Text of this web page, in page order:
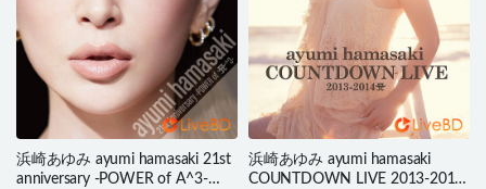
浜崎あゆみ ayumi hamasaki 21st
anniversary -POWER of A^3-
浜崎あゆみ ayumi hamasaki
COUNTDOWN LIVE 2013-2014